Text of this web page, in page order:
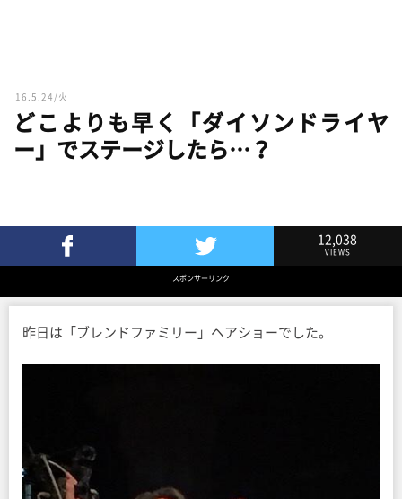
16.5.24/火
どこよりも早く「ダイソンドライヤ
ー」でステージしたら…？
Twitterでツイート
12,038
VIEWS
スポンサーリンク
昨日は「ブレンドファミリー」ヘアショーでした。